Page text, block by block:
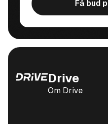
Få bud
Drive
Om Drive